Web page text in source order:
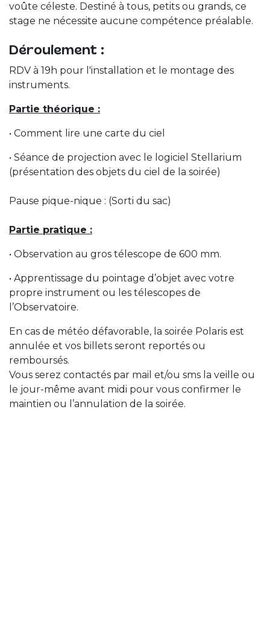
voûte céleste. Destiné à tous, petits ou grands, ce
stage ne nécessite aucune compétence préalable.
Déroulement :
RDV à 19h pour l'installation et le montage des
instruments.
Partie théorique :
• Comment lire une carte du ciel
• Séance de projection avec le logiciel Stellarium
(présentation des objets du ciel de la soirée)
Pause pique-nique : (Sorti du sac)
Partie pratique :
• Observation au gros télescope de 600 mm.
• Apprentissage du pointage d’objet avec votre
propre instrument ou les télescopes de
l’Observatoire.
En cas de météo défavorable, la soirée Polaris est
annulée et vos billets seront reportés ou
remboursés.
Vous serez contactés par mail et/ou sms la veille ou
le jour-même avant midi pour vous confirmer le
maintien ou l’annulation de la soirée.